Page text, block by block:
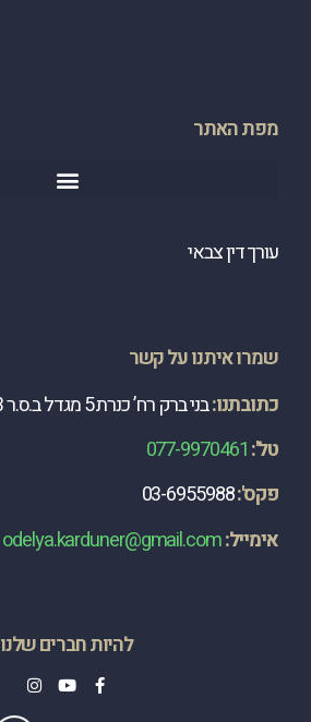
מפת האתר
עורך דין צבאי
שמרו איתנו על קשר
כתובתנו:בני ברק רח’ כנרת 5 מגדל ב.ס.ר 3, קומה 3
טל':077-9970461
פקס':03-6955988
​אימייל:odelya.karduner@gmail.com
להיות חברים שלנו